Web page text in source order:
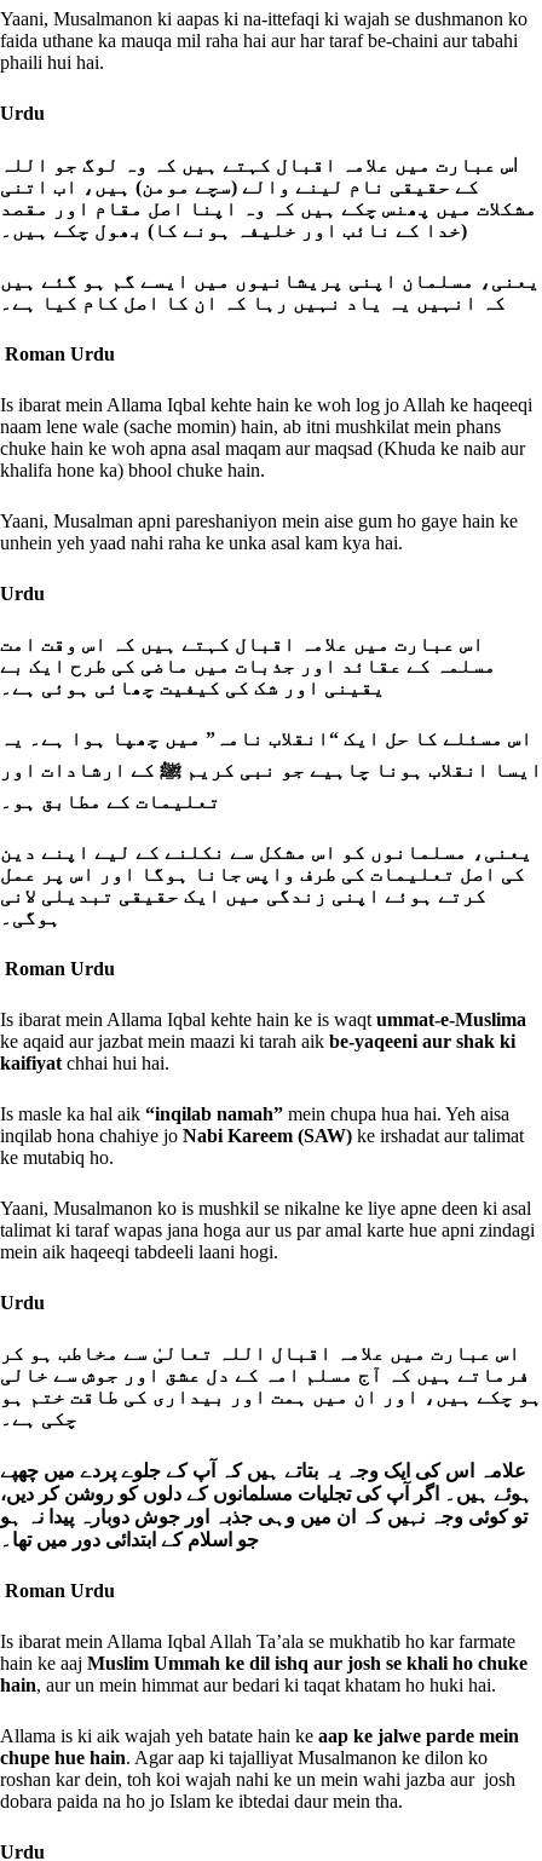
Yaani, Musalmanon ki aapas ki na-ittefaqi ki wajah se dushmanon ko
faida uthane ka mauqa mil raha hai aur har taraf be-chaini aur tabahi
phaili hui hai.
Urdu
اس عبارت میں علامہ اقبال کہتے ہیں کہ وہ لوگ جو اللہ
کے حقیقی نام لینے والے (سچے مومن) ہیں، اب اتنی
مشکلات میں پھنس چکے ہیں کہ وہ اپنا اصل مقام اور مقصد
(خدا کے نائب اور خلیفہ ہونے کا) بھول چکے ہیں۔
یعنی، مسلمان اپنی پریشانیوں میں ایسے گم ہو گئے ہیں
کہ انہیں یہ یاد نہیں رہا کہ ان کا اصل کام کیا ہے۔
Roman Urdu
Is ibarat mein Allama Iqbal kehte hain ke woh log jo Allah ke haqeeqi
naam lene wale (sache momin) hain, ab itni mushkilat mein phans
chuke hain ke woh apna asal maqam aur maqsad (Khuda ke naib aur
khalifa hone ka) bhool chuke hain.
Yaani, Musalman apni pareshaniyon mein aise gum ho gaye hain ke
unhein yeh yaad nahi raha ke unka asal kam kya hai.
Urdu
اس عبارت میں علامہ اقبال کہتے ہیں کہ اس وقت امت
مسلمہ کے عقائد اور جذبات میں ماضی کی طرح ایک بے
یقینی اور شک کی کیفیت چھائی ہوئی ہے۔
اس مسئلے کا حل ایک “انقلاب نامہ” میں چھپا ہوا ہے۔ یہ
ایسا انقلاب ہونا چاہیے جو نبی کریم ﷺ کے ارشادات اور
تعلیمات کے مطابق ہو۔
یعنی، مسلمانوں کو اس مشکل سے نکلنے کے لیے اپنے دین
کی اصل تعلیمات کی طرف واپس جانا ہوگا اور اس پر عمل
کرتے ہوئے اپنی زندگی میں ایک حقیقی تبدیلی لانی
ہوگی۔
Roman Urdu
Is ibarat mein Allama Iqbal kehte hain ke is waqt ummat-e-Muslima
ke aqaid aur jazbat mein maazi ki tarah aik be-yaqeeni aur shak ki
kaifiyat chhai hui hai.
Is masle ka hal aik “inqilab namah” mein chupa hua hai. Yeh aisa
inqilab hona chahiye jo Nabi Kareem (SAW) ke irshadat aur talimat
ke mutabiq ho.
Yaani, Musalmanon ko is mushkil se nikalne ke liye apne deen ki asal
talimat ki taraf wapas jana hoga aur us par amal karte hue apni zindagi
mein aik haqeeqi tabdeeli laani hogi.
Urdu
اس عبارت میں علامہ اقبال اللہ تعالیٰ سے مخاطب ہو کر
فرماتے ہیں کہ آج مسلم امہ کے دل عشق اور جوش سے خالی
ہو چکے ہیں، اور ان میں ہمت اور بیداری کی طاقت ختم ہو
چکی ہے۔
علامہ اس کی ایک وجہ یہ بتاتے ہیں کہ آپ کے جلوے پردے میں چھپے
ہوئے ہیں۔ اگر آپ کی تجلیات مسلمانوں کے دلوں کو روشن کر دیں،
تو کوئی وجہ نہیں کہ ان میں وہی جذبہ اور جوش دوبارہ پیدا نہ ہو
جو اسلام کے ابتدائی دور میں تھا۔
Roman Urdu
Is ibarat mein Allama Iqbal Allah Ta’ala se mukhatib ho kar farmate
hain ke aaj Muslim Ummah ke dil ishq aur josh se khali ho chuke
hain, aur un mein himmat aur bedari ki taqat khatam ho huki hai.
Allama is ki aik wajah yeh batate hain ke aap ke jalwe parde mein
chupe hue hain. Agar aap ki tajalliyat Musalmanon ke dilon ko
roshan kar dein, toh koi wajah nahi ke un mein wahi jazba aur josh
dobara paida na ho jo Islam ke ibtedai daur mein tha.
Urdu